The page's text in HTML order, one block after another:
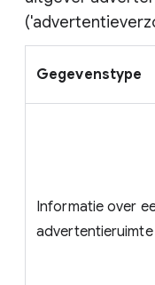
Gegevenstype
Informatie over
advertentieruimte